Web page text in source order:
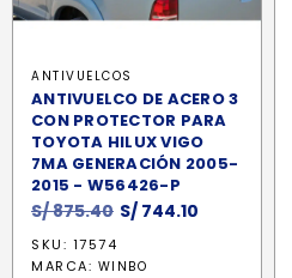
ANTIVUELCOS
ANTIVUELCO DE ACERO 3
CON PROTECTOR PARA
TOYOTA HILUX VIGO
7MA GENERACIÓN 2005-
2015 - W56426-P
S/875.40 El
original
S/ 744.10
SKU: 17574
MARCA: WINBO